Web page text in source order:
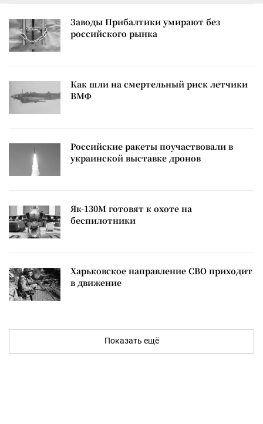
Заводы Прибалтики умирают без
российского рынка
Как шли на смертельный риск летчики
ВМФ
Российские ракеты поучаствовали в
украинской выставке дронов
Як-130М готовят к охоте на
беспилотники
Харьковское направление СВО приходит
в движение
Показать ещё